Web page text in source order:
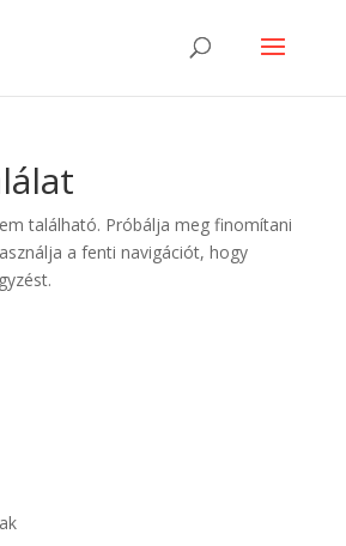
található. Próbálja meg finomítani
a fenti navigációt, hogy